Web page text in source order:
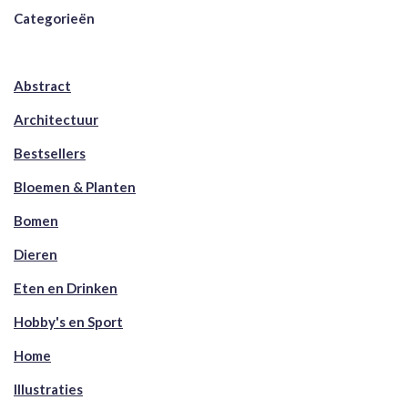
Categorieën
Abstract
Architectuur
Bestsellers
Bloemen & Planten
Bomen
Dieren
Eten en Drinken
Hobby's en Sport
Home
Illustraties